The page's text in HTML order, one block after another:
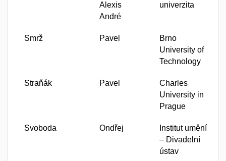
Alexis
André
univerzita
Smrž Pavel
Brno
University of
Technology
Straňák Pavel
Charles
University in
Prague
Svoboda Ondřej
Institut umění
– Divadelní
ústav